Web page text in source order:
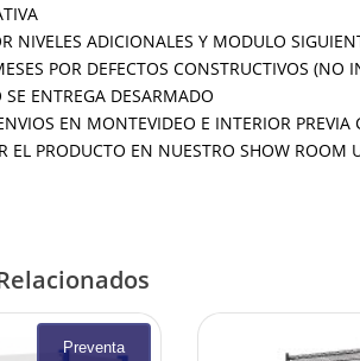
NIVELES ADICIONALES Y MODULO
POR DEFECTOS CONSTRUCTIVOS (NO
ENTREGA DESARMADO
EN MONTEVIDEO E INTERIOR
EL PRODUCTO EN NUESTRO SHOW
Preventa